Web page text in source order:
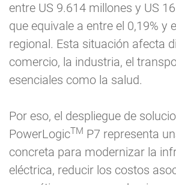
entre US 9.614 millones y US
que equivale a entre el 0,19% y
regional. Esta situación afecta
comercio, la industria, el
esenciales como la salud.
Por eso, el despliegue de
PowerLogicTM P7 representa
concreta para modernizar la
eléctrica, reducir los costos